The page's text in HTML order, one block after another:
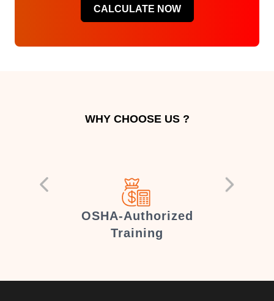
CALCULATE NOW
WHY CHOOSE US ?
OSHA-Authorized
Training